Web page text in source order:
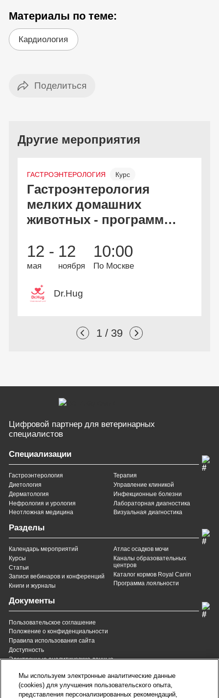
Материалы по теме:
Кардиология
Другие мероприятия
ГАСТРОЭНТЕРОЛОГИЯ Курс
Онлайн и офлайн Бесплатно
Гастроэнтерология
мелких домашних
животных - программа
профессиональной
переподготовки
12 -
мая
12
ноября
10:00
По Москве
Dr.Hug
1 / 39
Цифровой партнер для ветеринарных
специалистов
Специализации
Гастроэнтерология
Диетология
Дерматология
Нефрология и урология
Неотложная медицина
Терапия
Управление клиникой
Инфекционные болезни
Лабораторная диагностика
Визуальная диагностика
Разделы
Календарь мероприятий
Курсы
Статьи
Записи вебинаров и конференций
Книги и журналы
Атлас осадков мочи
Каналы образовательных
центров
Каталог кормов Royal Canin
Программа лояльности
Документы
Пользовательское соглашение
Положение о конфиденциальности
Правила использования сайта
Доступность
Электронные аналитические данные
8 (800) 200-37-35
Служба Заботы для России
звонок бесплатный для
8 (820) 007-137-35
Служба Заботы для
Республики Беларусь
Мы используем электронные аналитические данные
(cookies) для улучшения пользовательского опыта,
представления персонализированных рекомендаций,